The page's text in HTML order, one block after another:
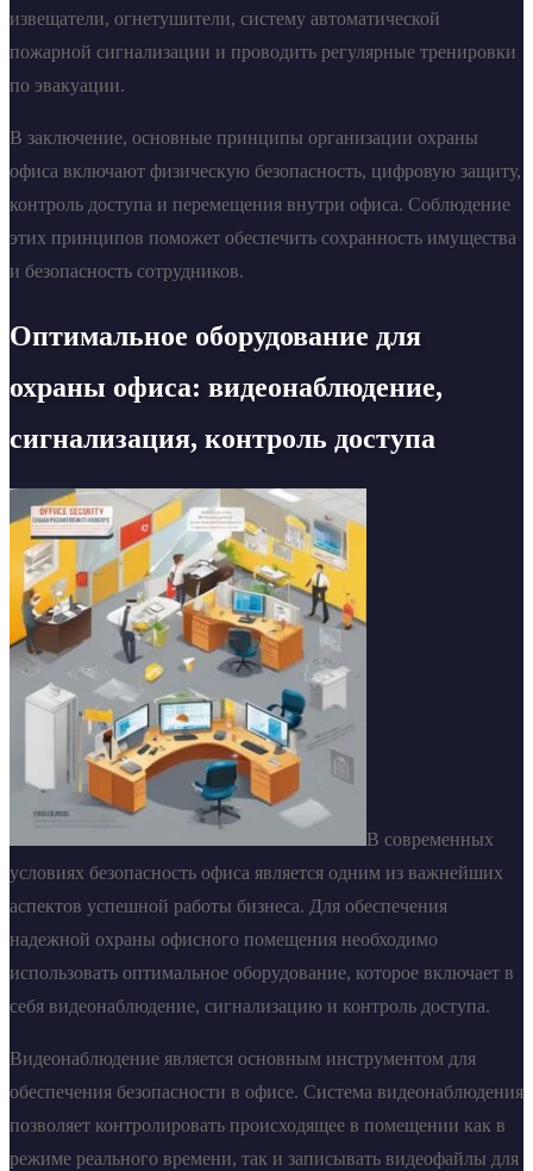
извещатели, огнетушители, систему автоматической
пожарной сигнализации и проводить регулярные тренировки
по эвакуации.
В заключение, основные принципы организации охраны
офиса включают физическую безопасность, цифровую защиту,
контроль доступа и перемещения внутри офиса. Соблюдение
этих принципов поможет обеспечить сохранность имущества
и безопасность сотрудников.
Оптимальное оборудование для
охраны офиса: видеонаблюдение,
сигнализация, контроль доступа
В современных
условиях безопасность офиса является одним из важнейших
аспектов успешной работы бизнеса. Для обеспечения
надежной охраны офисного помещения необходимо
использовать оптимальное оборудование, которое включает в
себя видеонаблюдение, сигнализацию и контроль доступа.
Видеонаблюдение является основным инструментом для
обеспечения безопасности в офисе. Система видеонаблюдения
позволяет контролировать происходящее в помещении как в
режиме реального времени, так и записывать видеофайлы для